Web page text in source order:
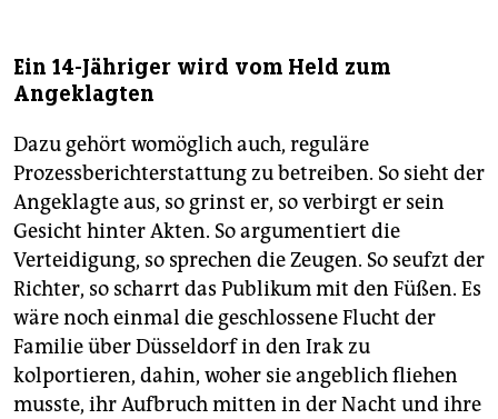
Ein 14-Jähriger wird vom Held zum
Angeklagten
Dazu gehört womöglich auch, reguläre
Prozessberichterstattung zu betreiben. So sieht der
Angeklagte aus, so grinst er, so verbirgt er sein
Gesicht hinter Akten. So argumentiert die
Verteidigung, so sprechen die Zeugen. So seufzt der
Richter, so scharrt das Publikum mit den Füßen. Es
wäre noch einmal die geschlossene Flucht der
Familie über Düsseldorf in den Irak zu
kolportieren, dahin, woher sie angeblich fliehen
musste, ihr Aufbruch mitten in der Nacht und ihre